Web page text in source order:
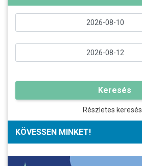
Keresés
Részletes keresés
KÖVESSEN MINKET!